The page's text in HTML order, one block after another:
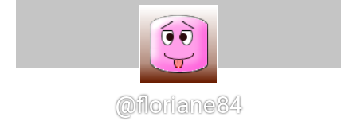
@floriane84